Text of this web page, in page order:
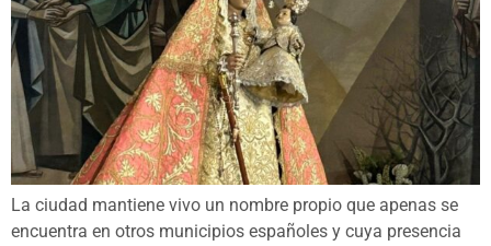
La ciudad mantiene vivo un nombre propio que apenas se
encuentra en otros municipios españoles y cuya presencia